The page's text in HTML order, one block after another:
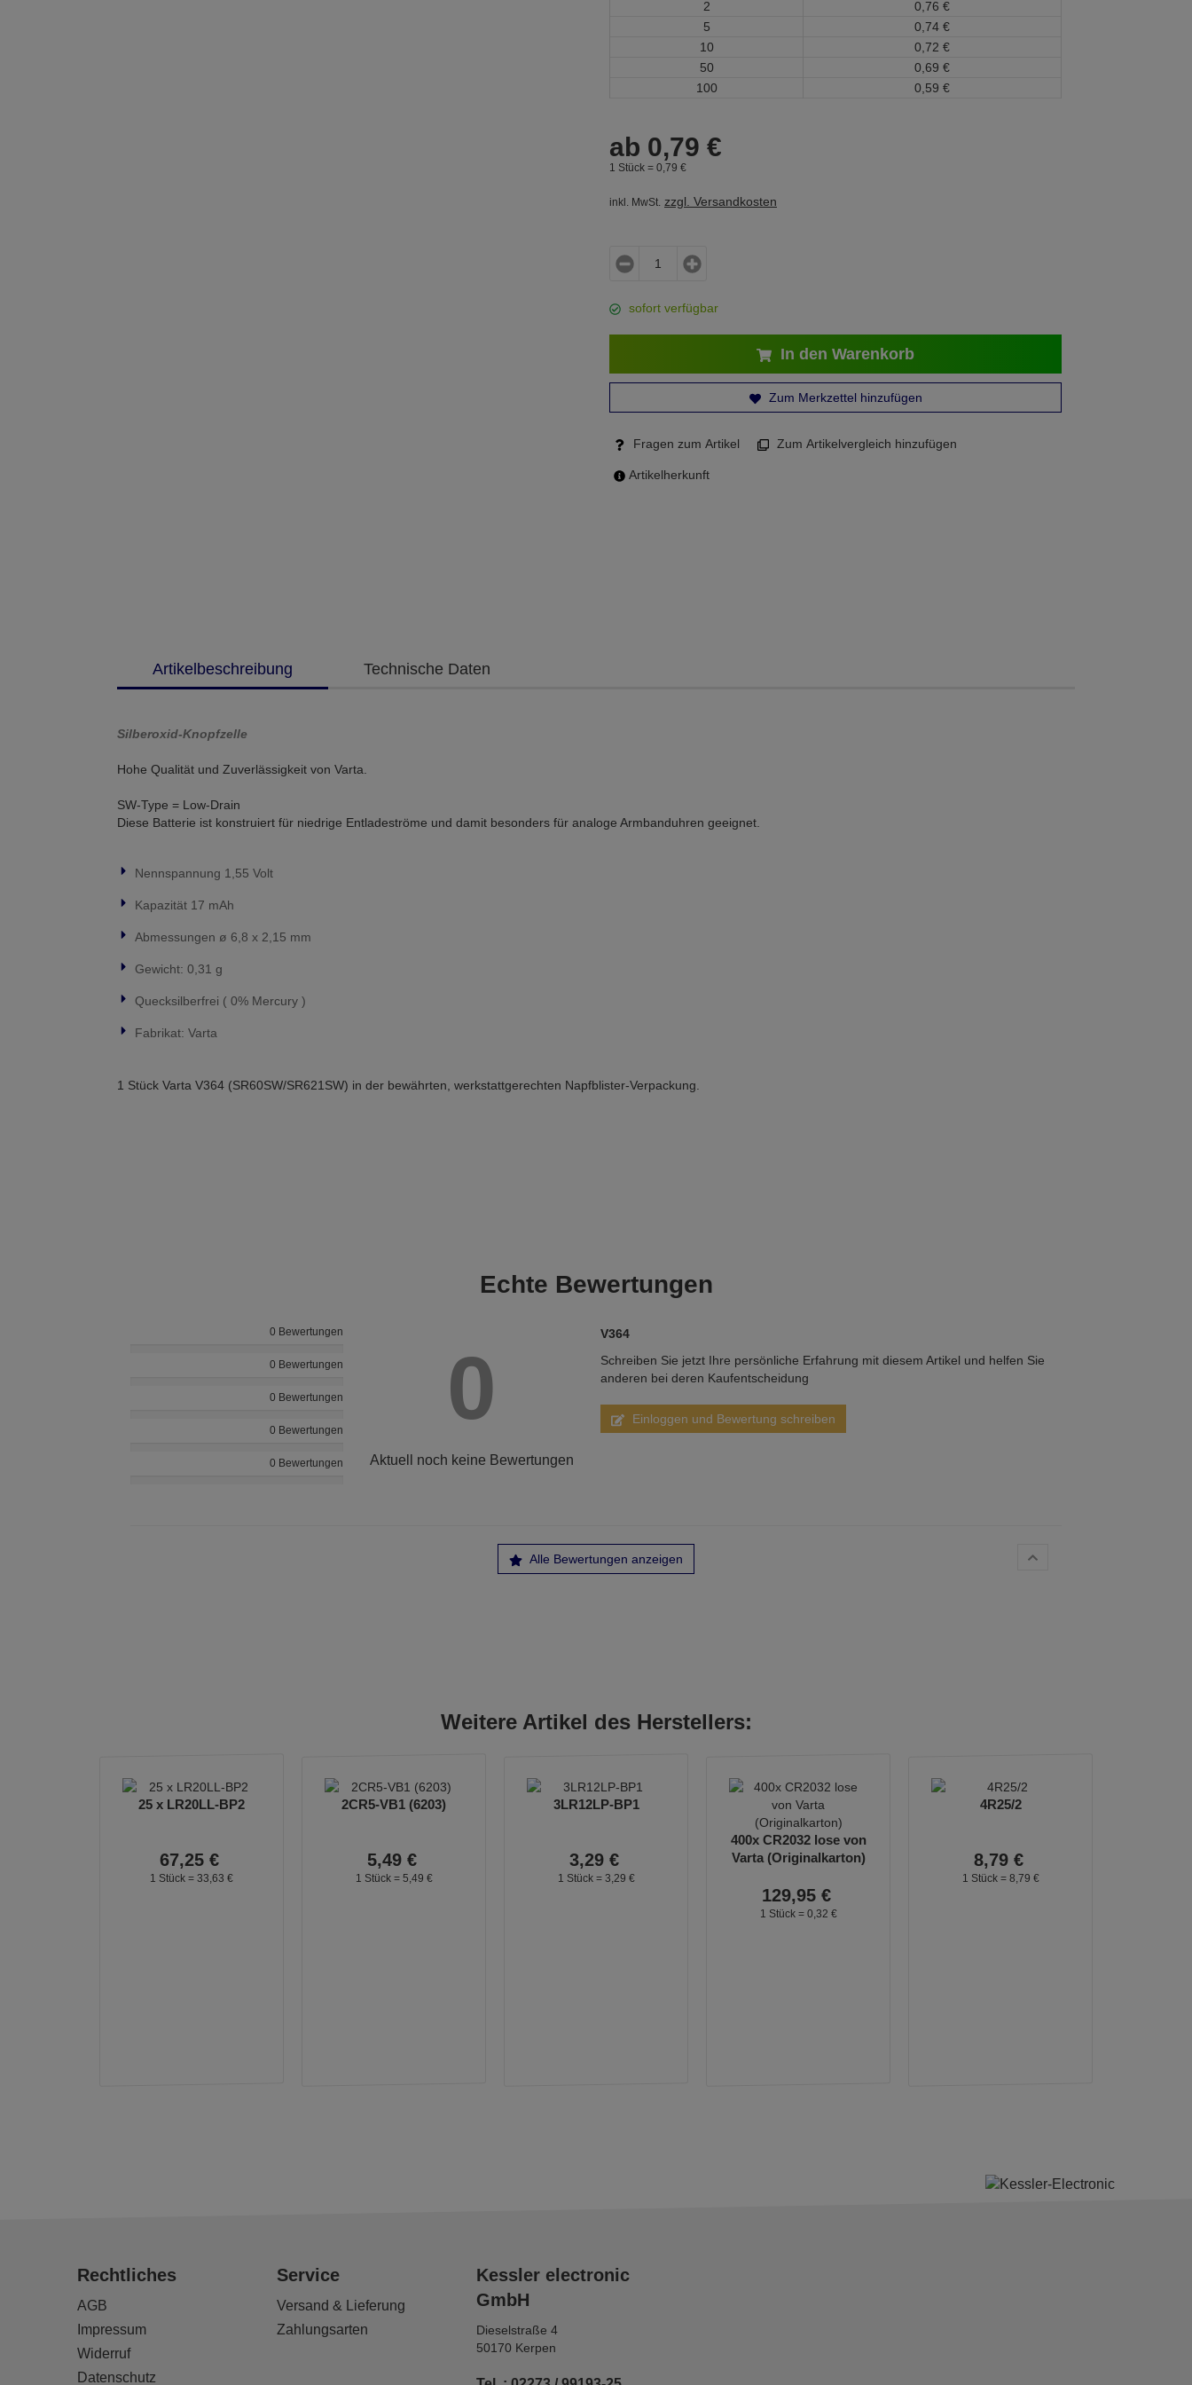
2
0, 76 €
5
0, 74 €
10
0, 72 €
50
0, 69 €
100
0, 59 €
ab 0,79 €
1 Stück = 0, 79 €
inkl. MwSt. zzgl. Versandkosten
sofort verfügbar
In den Warenkorb
Zum Merkzettel hinzufügen
Fragen zum Artikel Zum Artikelvergleich hinzufügen
Artikelherkunft
Artikelbeschreibung Technische Daten
Silberoxid-Knopfzelle
Hohe Qualität und Zuverlässigkeit von Varta.
SW-Type = Low-Drain
Diese Batterie ist konstruiert für niedrige Entladeströme und damit besonders für analoge Armbanduhren geeignet.
Nennspannung 1,55 Volt
Kapazität 17 mAh
Abmessungen ø 6,8 x 2,15 mm
Gewicht: 0,31 g
Quecksilberfrei ( 0% Mercury )
Fabrikat: Varta
1 Stück Varta V364 (SR60SW/SR621SW) in der bewährten, werkstattgerechten Napfblister-Verpackung.
Echte Bewertungen
0 Bewertungen
0 Bewertungen
0 Bewertungen
0 Bewertungen
0 Bewertungen
0
Aktuell noch keine Bewertungen
V364
Schreiben Sie jetzt Ihre persönliche Erfahrung mit diesem Artikel und helfen Sie
anderen bei deren Kaufentscheidung
Einloggen und Bewertung schreiben
Alle Bewertungen anzeigen
Weitere Artikel des Herstellers:
25 x LR20LL-BP2
67,25 €
1 Stück = 33, 63 €
2CR5-VB1 (6203)
5,49 €
1 Stück = 5, 49 €
3LR12LP-BP1
3,29 €
1 Stück = 3, 29 €
400x CR2032 lose von
Varta (Originalkarton)
129,95 €
1 Stück = 0, 32 €
4R25/2
8,79 €
1 Stück = 8, 79 €
Rechtliches
AGB
Impressum
Widerruf
Datenschutz
Service
Versand & Lieferung
Zahlungsarten
Kessler electronic
GmbH
Dieselstraße 4
50170 Kerpen